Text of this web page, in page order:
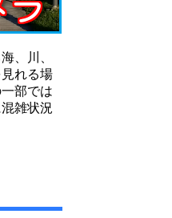
、川、
れる場
部では
雑状況